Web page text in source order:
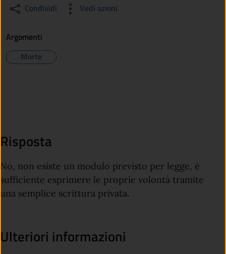
Condividi Vedi azioni
Argomenti
Morte
Risposta
No, non esiste un modulo previsto per legge, è
sufficiente esprimere le proprie volontà tramite
una semplice scrittura privata.
Ulteriori informazioni